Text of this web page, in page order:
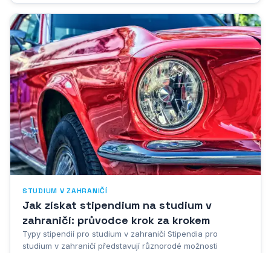
STUDIUM V ZAHRANIČÍ
Jak získat stipendium na studium v
zahraničí: průvodce krok za krokem
Typy stipendií pro studium v zahraničí Stipendia pro
studium v zahraničí představují různorodé možnosti